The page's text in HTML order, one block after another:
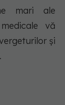
mari ale
vă
și